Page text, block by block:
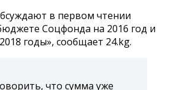
в первом чтении
Соцфонда на 2016 год и
годы», сообщает 24.kg.
что сумма уже